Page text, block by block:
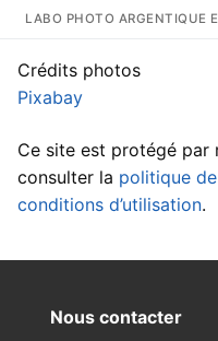
:
Argentique
Notre atelier de
Numérisation haute
Tirages
Tarifs des
LABO PHOTO ARGENTIQUE
Crédits photos
Pixabay
Ce site est protégé par
consulter la politique
conditions d’utilisation.
Nous contacter